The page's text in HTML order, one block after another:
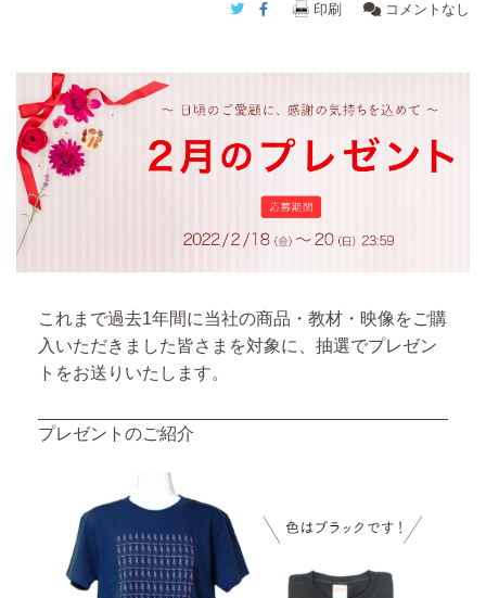
Twitter
Facebook
印刷 コメントなし
これまで過去1年間に当社の商品・教材・映像をご購
入いただきました皆さまを対象に、抽選でプレゼン
トをお送りいたします。
プレゼントのご紹介